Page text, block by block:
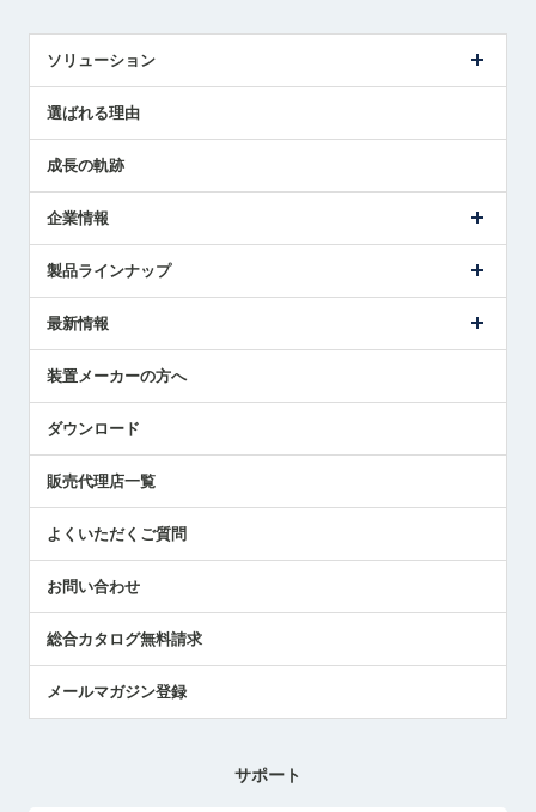
ソリューション
解決策提案
選ばれる理由
成長の軌跡
企業情報
ごあいさつ
受賞履歴
採用情報
国/地域/言語
製品ラインナップ
ツールセッタ製品
エアマイクロセンサ製品
最新情報
メトロールの技術
社員ブログ
中小企業のBCP地震対策
センサのテクニカルガイド
社長ブログ
装置メーカーの方へ
ダウンロード
販売代理店一覧
よくいただくご質問
お問い合わせ
総合カタログ無料請求
メールマガジン登録
サポート